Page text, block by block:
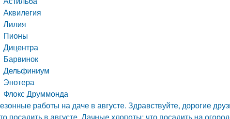
Аквилегия
Лилия
Пионы
Дицентра
Барвинок
Дельфиниум
Энотера
Флокс Друммонда
работы на даче в августе. Здравствуйте, дорогие